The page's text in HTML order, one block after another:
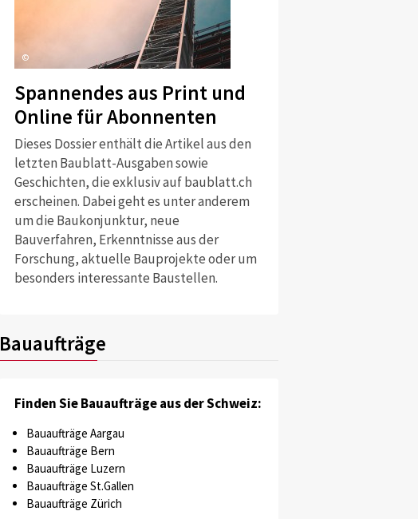
©
Spannendes aus Print und
Online für Abonnenten
Dieses Dossier enthält die Artikel aus den
letzten Baublatt-Ausgaben sowie
Geschichten, die exklusiv auf baublatt.ch
erscheinen. Dabei geht es unter anderem
um die Baukonjunktur, neue
Bauverfahren, Erkenntnisse aus der
Forschung, aktuelle Bauprojekte oder um
besonders interessante Baustellen.
Bauaufträge
Finden Sie Bauaufträge aus der Schweiz:
Bauaufträge Aargau
Bauaufträge Bern
Bauaufträge Luzern
Bauaufträge St.Gallen
Bauaufträge Zürich